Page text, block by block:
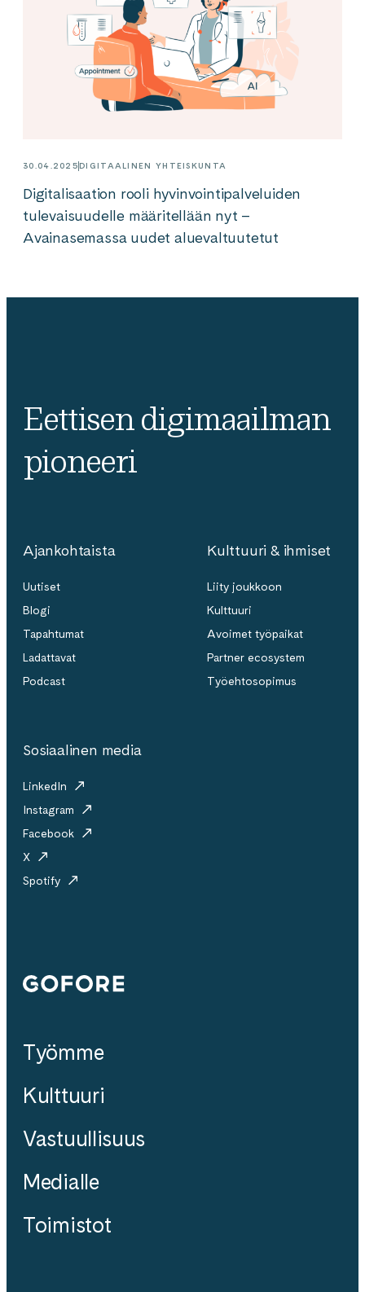
30.04.2025DIGITAALINEN YHTEISKUNTA
Digitalisaation rooli hyvinvointipalveluiden
tulevaisuudelle määritellään nyt –
Avainasemassa uudet aluevaltuutetut
Eettisen digimaailman
pioneeri
Ajankohtaista
Uutiset
Blogi
Tapahtumat
Ladattavat
Podcast
Kulttuuri & ihmiset
Liity joukkoon
Kulttuuri
Avoimet työpaikat
Partner ecosystem
Työehtosopimus
Sosiaalinen media
LinkedIn
Instagram
Facebook
X
Spotify
Gofore
Työmme
Kulttuuri
Vastuullisuus
Medialle
Toimistot